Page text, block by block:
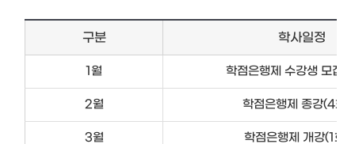
구분 학사일정
1월 학점은행제 수강생 모집
2월 학점은행제 종강(4회
3월 학점은행제 개강(1회